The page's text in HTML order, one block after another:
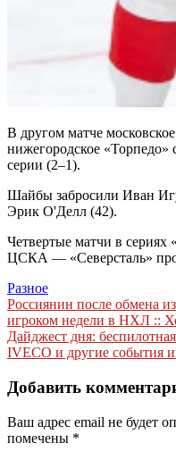
В другом матче
нижегородское
серии (2–1).
Шайбы забросили Иван
Эрик О'Делл (42).
Четвертые матчи в
ЦСКА — «Северсталь»
Разное
Навигация
по
записям
Россиянин после обмена
игроком недели в НХЛ ::
Дайджест дня:
IVECO и другие события
Добавить
Ваш адрес email не будет
помечены *